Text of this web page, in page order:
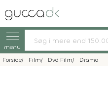
menu
Forside Film Dvd Film Drama